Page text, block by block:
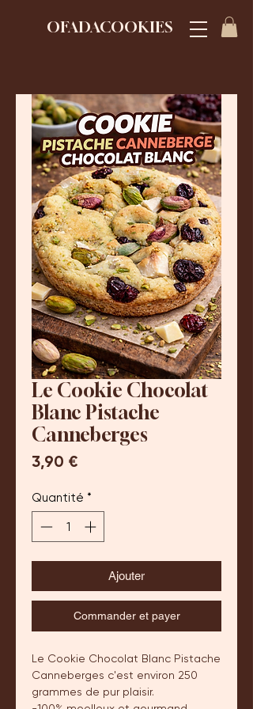
OFADACOOKIES
Le Cookie Chocolat
Blanc Pistache
Canneberges
3,90 €
Quantité *
Ajouter
Commander et payer
Le Cookie Chocolat Blanc Pistache
Canneberges c'est environ 250
grammes de pur plaisir.